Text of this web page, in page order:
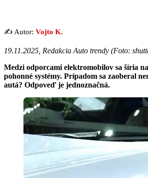
✍️ Autor: Vojto K.
19.11.2025, Redakcia Auto trendy (Foto:
Medzi odporcami elektromobilov sa šíria
pohonné systémy. Prípadom sa zaoberal
autá? Odpoveď je jednoznačná.